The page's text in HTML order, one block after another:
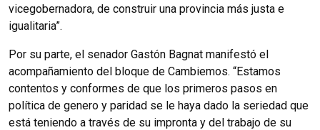
vicegobernadora, de construir una provincia más justa e
igualitaria”.
Por su parte, el senador Gastón Bagnat manifestó el
acompañamiento del bloque de Cambiemos. “Estamos
contentos y conformes de que los primeros pasos en
política de genero y paridad se le haya dado la seriedad que
está teniendo a través de su impronta y del trabajo de su